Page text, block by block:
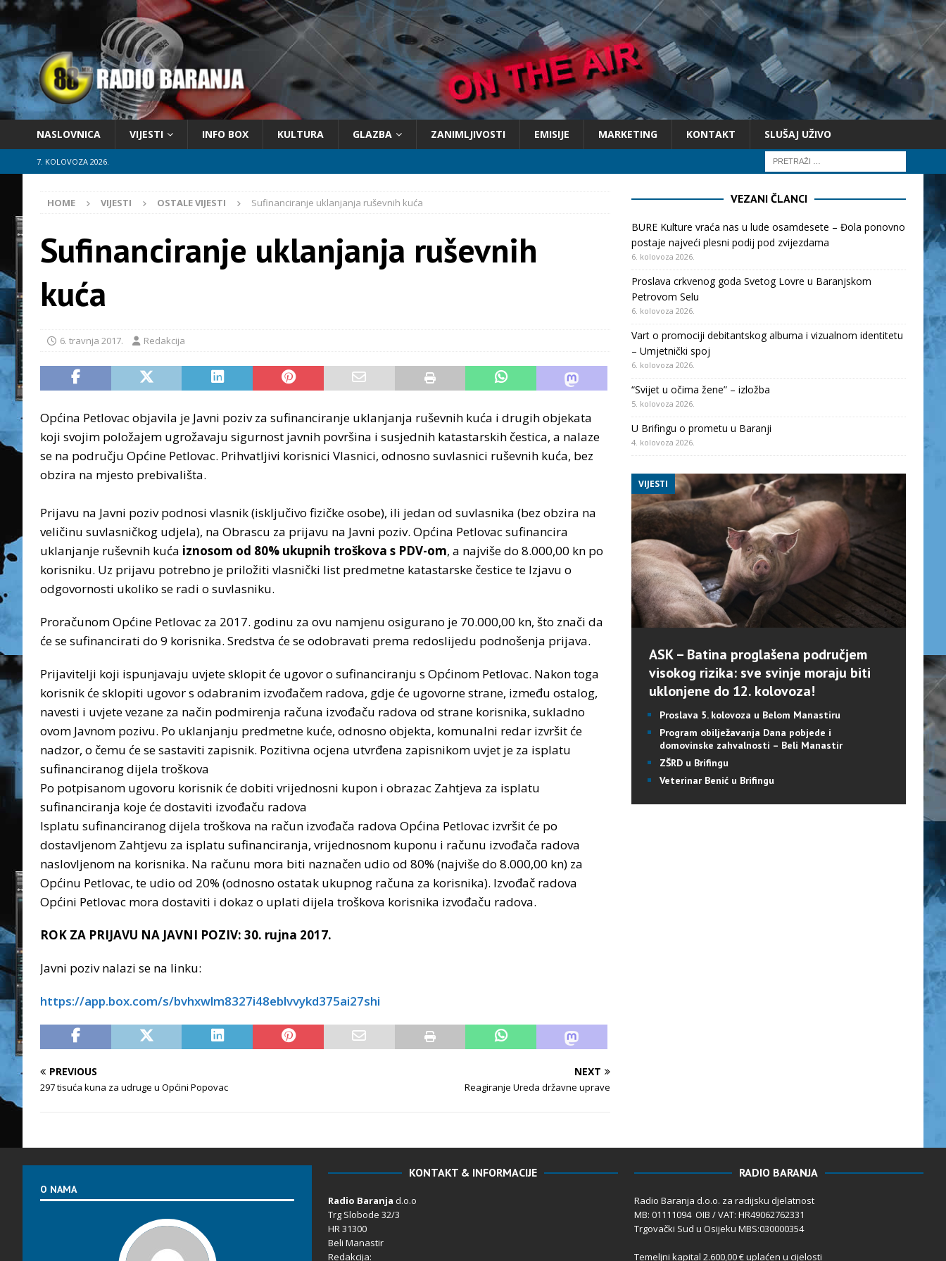
NASLOVNICA VIJESTI INFO BOX KULTURA GLAZBA ZANIMLJIVOSTI EMISIJE MARKETING KONTAKT SLUŠAJ UŽIVO
7. KOLOVOZA 2026.
HOME VIJESTI OSTALE VIJESTI Sufinanciranje uklanjanja ruševnih kuća
Sufinanciranje uklanjanja ruševnih
kuća
6. travnja 2017. Redakcija
Općina Petlovac objavila je Javni poziv za sufinanciranje uklanjanja ruševnih kuća i drugih objekata
koji svojim položajem ugrožavaju sigurnost javnih površina i susjednih katastarskih čestica, a nalaze
se na području Općine Petlovac. Prihvatljivi korisnici Vlasnici, odnosno suvlasnici ruševnih kuća, bez
obzira na mjesto prebivališta.
Prijavu na Javni poziv podnosi vlasnik (isključivo fizičke osobe), ili jedan od suvlasnika (bez obzira na
veličinu suvlasničkog udjela), na Obrascu za prijavu na Javni poziv. Općina Petlovac sufinancira
uklanjanje ruševnih kuća iznosom od 80% ukupnih troškova s PDV-om, a najviše do 8.000,00 kn po
korisniku. Uz prijavu potrebno je priložiti vlasnički list predmetne katastarske čestice te Izjavu o
odgovornosti ukoliko se radi o suvlasniku.
Proračunom Općine Petlovac za 2017. godinu za ovu namjenu osigurano je 70.000,00 kn, što znači da
će se sufinancirati do 9 korisnika. Sredstva će se odobravati prema redoslijedu podnošenja prijava.
Prijavitelji koji ispunjavaju uvjete sklopit će ugovor o sufinanciranju s Općinom Petlovac. Nakon toga
korisnik će sklopiti ugovor s odabranim izvođačem radova, gdje će ugovorne strane, između ostalog,
navesti i uvjete vezane za način podmirenja računa izvođaču radova od strane korisnika, sukladno
ovom Javnom pozivu. Po uklanjanju predmetne kuće, odnosno objekta, komunalni redar izvršit će
nadzor, o čemu će se sastaviti zapisnik. Pozitivna ocjena utvrđena zapisnikom uvjet je za isplatu
sufinanciranog dijela troškova
Po potpisanom ugovoru korisnik će dobiti vrijednosni kupon i obrazac Zahtjeva za isplatu
sufinanciranja koje će dostaviti izvođaču radova
Isplatu sufinanciranog dijela troškova na račun izvođača radova Općina Petlovac izvršit će po
dostavljenom Zahtjevu za isplatu sufinanciranja, vrijednosnom kuponu i računu izvođača radova
naslovljenom na korisnika. Na računu mora biti naznačen udio od 80% (najviše do 8.000,00 kn) za
Općinu Petlovac, te udio od 20% (odnosno ostatak ukupnog računa za korisnika). Izvođač radova
Općini Petlovac mora dostaviti i dokaz o uplati dijela troškova korisnika izvođaču radova.
ROK ZA PRIJAVU NA JAVNI POZIV: 30. rujna 2017.
Javni poziv nalazi se na linku:
https://app.box.com/s/bvhxwlm8327i48eblvvykd375ai27shi
PREVIOUS
297 tisuća kuna za udruge u Općini Popovac
NEXT
Reagiranje Ureda državne uprave
VEZANI ČLANCI
BURE Kulture vraća nas u lude osamdesete – Đola ponovno
postaje najveći plesni podij pod zvijezdama
6. kolovoza 2026.
Proslava crkvenog goda Svetog Lovre u Baranjskom
Petrovom Selu
6. kolovoza 2026.
Vart o promociji debitantskog albuma i vizualnom identitetu
– Umjetnički spoj
6. kolovoza 2026.
“Svijet u očima žene” – izložba
5. kolovoza 2026.
U Brifingu o prometu u Baranji
4. kolovoza 2026.
VIJESTI
ASK – Batina proglašena područjem
visokog rizika: sve svinje moraju biti
uklonjene do 12. kolovoza!
Proslava 5. kolovoza u Belom Manastiru
Program obilježavanja Dana pobjede i
domovinske zahvalnosti – Beli Manastir
ZŠRD u Brifingu
Veterinar Benić u Brifingu
O NAMA
KONTAKT & INFORMACIJE
Radio Baranja d.o.o
Trg Slobode 32/3
HR 31300
Beli Manastir
Redakcija:
RADIO BARANJA
Radio Baranja d.o.o. za radijsku djelatnost
MB: 01111094 OIB / VAT: HR49062762331
Trgovački Sud u Osijeku MBS:030000354
Temeljni kapital 2.600,00 € uplaćen u cijelosti